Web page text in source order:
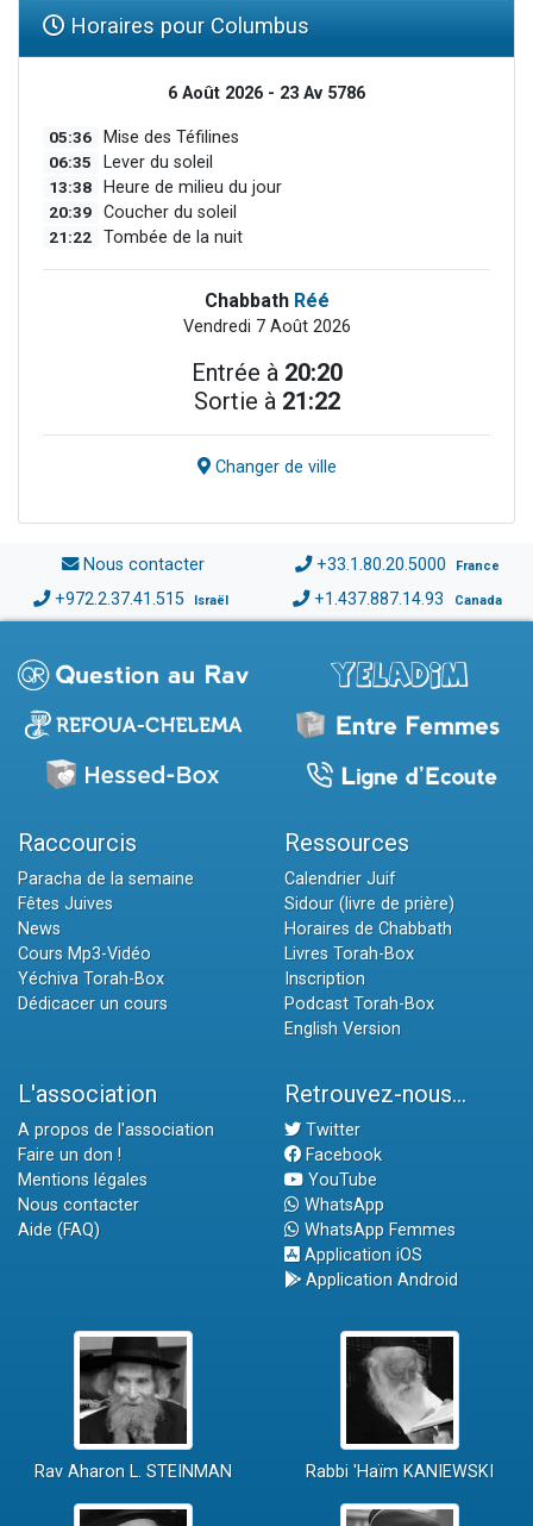
Horaires pour Columbus
6 Août 2026 - 23 Av 5786
05:36 Mise des Téfilines
06:35 Lever du soleil
13:38 Heure de milieu du jour
20:39 Coucher du soleil
21:22 Tombée de la nuit
Chabbath Réé
Vendredi 7 Août 2026
Entrée à 20:20
Sortie à 21:22
Changer de ville
Nous contacter +33.1.80.20.5000 France
+972.2.37.41.515 Israël +1.437.887.14.93 Canada
Raccourcis
Paracha de la semaine
Fêtes Juives
News
Cours Mp3-Vidéo
Yéchiva Torah-Box
Dédicacer un cours
Ressources
Calendrier Juif
Sidour (livre de prière)
Horaires de Chabbath
Livres Torah-Box
Inscription
Podcast Torah-Box
English Version
L'association
A propos de l'association
Faire un don !
Mentions légales
Nous contacter
Aide (FAQ)
Retrouvez-nous...
Twitter
Facebook
YouTube
WhatsApp
WhatsApp Femmes
Application iOS
Application Android
Rav Aharon L. STEINMAN Rabbi 'Haïm KANIEWSKI